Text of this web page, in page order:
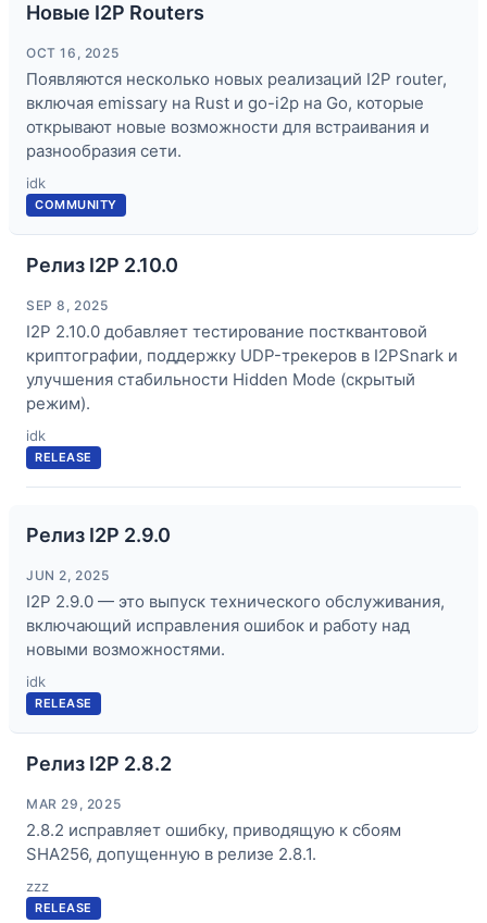
Новые I2P Routers
OCT 16, 2025
Появляются несколько новых реализаций I2P router,
включая emissary на Rust и go-i2p на Go, которые
открывают новые возможности для встраивания и
разнообразия сети.
idk
COMMUNITY
Релиз I2P 2.10.0
SEP 8, 2025
I2P 2.10.0 добавляет тестирование постквантовой
криптографии, поддержку UDP-трекеров в I2PSnark и
улучшения стабильности Hidden Mode (скрытый
режим).
idk
RELEASE
Релиз I2P 2.9.0
JUN 2, 2025
I2P 2.9.0 — это выпуск технического обслуживания,
включающий исправления ошибок и работу над
новыми возможностями.
idk
RELEASE
Релиз I2P 2.8.2
MAR 29, 2025
2.8.2 исправляет ошибку, приводящую к сбоям
SHA256, допущенную в релизе 2.8.1.
zzz
RELEASE